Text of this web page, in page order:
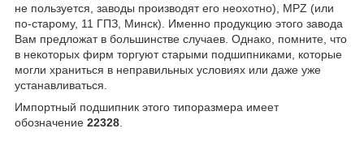
не пользуется, заводы производят его неохотно), MPZ (или
по-старому, 11 ГПЗ, Минск). Именно продукцию этого завода
Вам предложат в большинстве случаев. Однако, помните, что
в некоторых фирм торгуют старыми подшипниками, которые
могли храниться в неправильных условиях или даже уже
устанавливаться.
Импортный подшипник этого типоразмера имеет
обозначение 22328